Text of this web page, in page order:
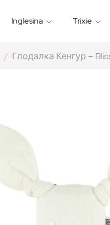
Inglesina Trixie
Глодалка Кенгур –